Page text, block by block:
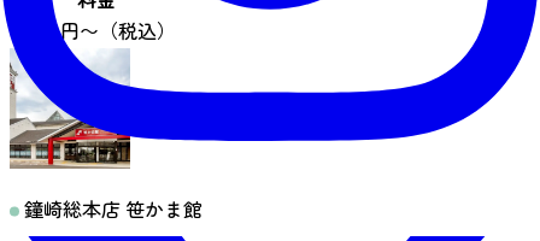
1,300 円〜（税込）
鐘崎総本店 笹かま館